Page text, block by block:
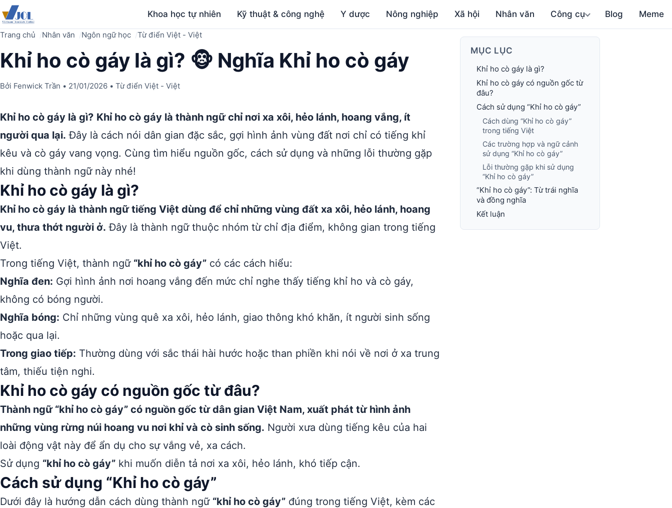
Khoa học tự nhiên Kỹ thuật & công nghệ Y dược Nông nghiệp Xã hội Nhân văn Công cụ Blog Meme
Trang chủ Nhân văn Ngôn ngữ học Từ điển Việt - Việt
Khỉ ho cò gáy là gì? 🐵 Nghĩa Khỉ ho cò gáy
Bởi Fenwick Trần • 21/01/2026 • Từ điển Việt - Việt
Khỉ ho cò gáy là gì? Khỉ ho cò gáy là thành ngữ chỉ nơi xa xôi, hẻo lánh, hoang vắng, ít
người qua lại. Đây là cách nói dân gian đặc sắc, gợi hình ảnh vùng đất nơi chỉ có tiếng khỉ
kêu và cò gáy vang vọng. Cùng tìm hiểu nguồn gốc, cách sử dụng và những lỗi thường gặp
khi dùng thành ngữ này nhé!
Khỉ ho cò gáy là gì?
Khỉ ho cò gáy là thành ngữ tiếng Việt dùng để chỉ những vùng đất xa xôi, hẻo lánh, hoang
vu, thưa thớt người ở. Đây là thành ngữ thuộc nhóm từ chỉ địa điểm, không gian trong tiếng
Việt.
Trong tiếng Việt, thành ngữ “khỉ ho cò gáy” có các cách hiểu:
Nghĩa đen: Gợi hình ảnh nơi hoang vắng đến mức chỉ nghe thấy tiếng khỉ ho và cò gáy,
không có bóng người.
Nghĩa bóng: Chỉ những vùng quê xa xôi, hẻo lánh, giao thông khó khăn, ít người sinh sống
hoặc qua lại.
Trong giao tiếp: Thường dùng với sắc thái hài hước hoặc than phiền khi nói về nơi ở xa trung
tâm, thiếu tiện nghi.
Khỉ ho cò gáy có nguồn gốc từ đâu?
Thành ngữ “khỉ ho cò gáy” có nguồn gốc từ dân gian Việt Nam, xuất phát từ hình ảnh
những vùng rừng núi hoang vu nơi khỉ và cò sinh sống. Người xưa dùng tiếng kêu của hai
loài động vật này để ẩn dụ cho sự vắng vẻ, xa cách.
Sử dụng “khỉ ho cò gáy” khi muốn diễn tả nơi xa xôi, hẻo lánh, khó tiếp cận.
Cách sử dụng “Khỉ ho cò gáy”
Dưới đây là hướng dẫn cách dùng thành ngữ “khỉ ho cò gáy” đúng trong tiếng Việt, kèm các
MỤC LỤC
Khỉ ho cò gáy là gì?
Khỉ ho cò gáy có nguồn gốc từ
đâu?
Cách sử dụng “Khỉ ho cò gáy”
Cách dùng “Khỉ ho cò gáy”
trong tiếng Việt
Các trường hợp và ngữ cảnh
sử dụng “Khỉ ho cò gáy”
Lỗi thường gặp khi sử dụng
“Khỉ ho cò gáy”
“Khỉ ho cò gáy”: Từ trái nghĩa
và đồng nghĩa
Kết luận